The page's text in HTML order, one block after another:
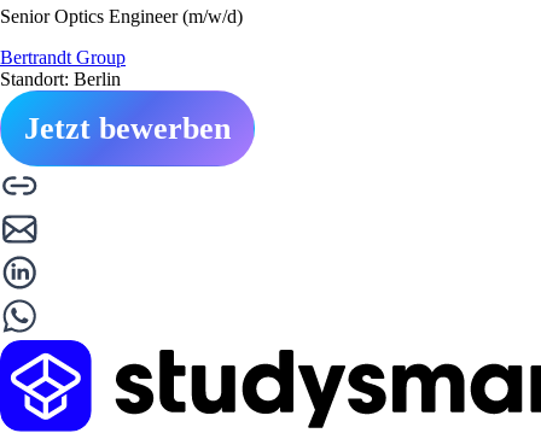
Senior Optics Engineer (m/w/d)
Bertrandt Group
Standort: Berlin
Jetzt bewerben